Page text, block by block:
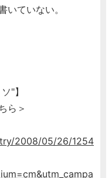
いていない。
"】
ら＞
2008/05/26/1254